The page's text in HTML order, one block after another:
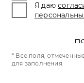
Я даю
* Все поля,
для заполнения.